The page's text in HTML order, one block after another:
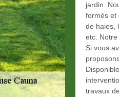
jardin.
formés et
de haies,
etc. Notre
Si vous
travaux